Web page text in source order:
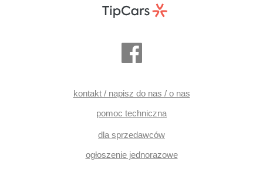
podgrzewane fotele, elektryczna regulacja foteli, przednie
fotele z masażem, odvětrávaná sedadla, fotele regulowane,
ostrzegawcze, USB, radio fabryczne, digitální příjem rádia
(DAB), podgrzewane lusterka, kanapa tylna dzielona,
szyberdach, wycieraczka tylna, zatmavená zadní skla,
kontakt / napisz do nas / o nas
pomoc techniczna
dla sprzedawców
ogłoszenie jednorazowe